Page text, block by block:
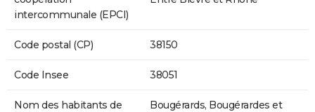
intercommunale (EPCI)
Code postal (CP) 38150
Code Insee 38051
Nom des habitants de
Bougérards, Bougérardes et